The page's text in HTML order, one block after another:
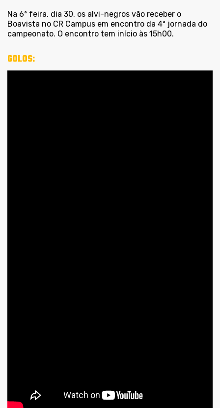
Na 6ª feira, dia 30, os alvi-negros vão receber o
Boavista no CR Campus em encontro da 4ª jornada do
campeonato. O encontro tem início às 15h00.
GOLOS: